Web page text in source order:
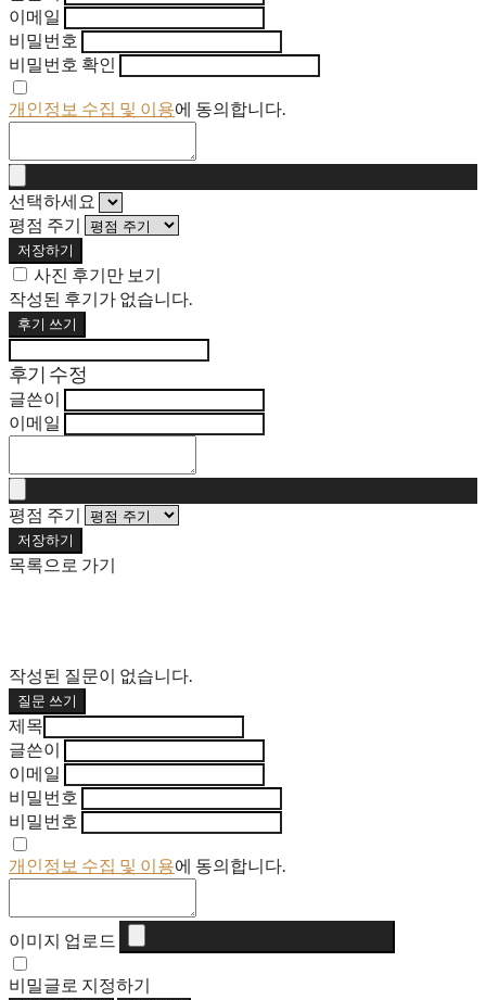
이메일
비밀번호
비밀번호 확인
개인정보 수집 및 이용에 동의합니다.
선택하세요
평점 주기
저장하기
사진 후기만 보기
작성된 후기가 없습니다.
후기 쓰기
후기 수정
글쓴이
이메일
평점 주기
저장하기
목록으로 가기
작성된 질문이 없습니다.
질문 쓰기
제목
글쓴이
이메일
비밀번호
비밀번호
개인정보 수집 및 이용에 동의합니다.
이미지 업로드
비밀글로 지정하기